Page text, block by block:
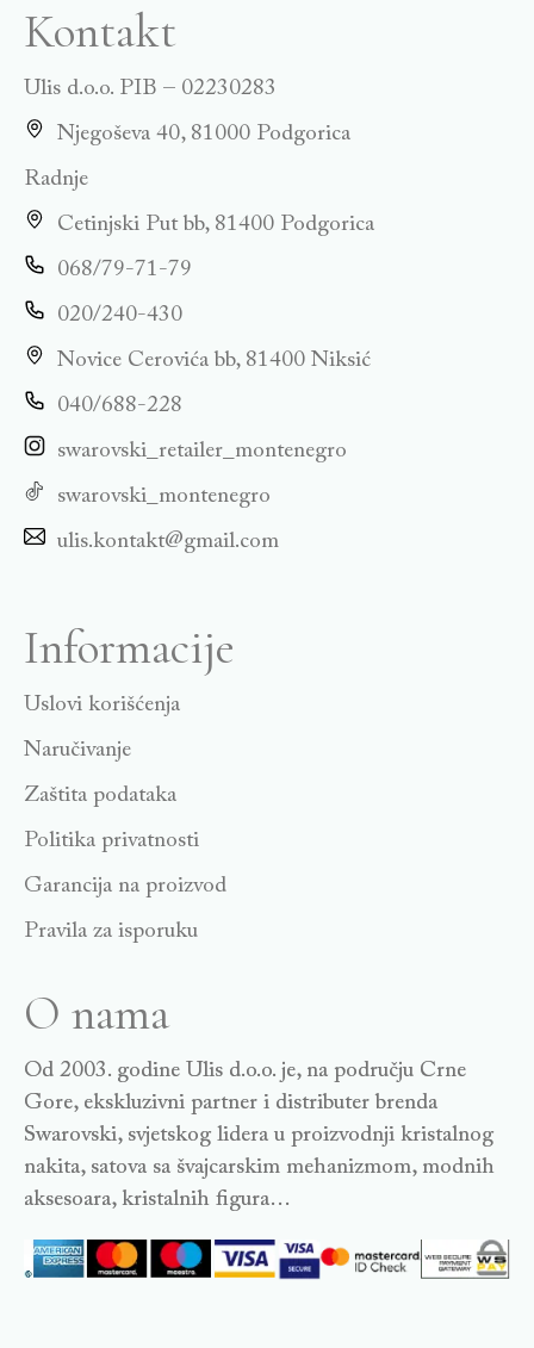
Kontakt
Ulis d.o.o. PIB – 02230283
Njegoševa 40, 81000 Podgorica
Radnje
Cetinjski Put bb, 81400 Podgorica
068/79-71-79
020/240-430
Novice Cerovića bb, 81400 Niksić
040/688-228
swarovski_retailer_montenegro
swarovski_montenegro
ulis.kontakt@gmail.com
Informacije
Uslovi korišćenja
Naručivanje
Zaštita podataka
Politika privatnosti
Garancija na proizvod
Pravila za isporuku
O nama
Od 2003. godine Ulis d.o.o. je, na području Crne
Gore, ekskluzivni partner i distributer brenda
Swarovski, svjetskog lidera u proizvodnji kristalnog
nakita, satova sa švajcarskim mehanizmom, modnih
aksesoara, kristalnih figura…